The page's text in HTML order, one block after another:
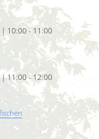
| 10:00 - 11:00
| 11:00 - 12:00